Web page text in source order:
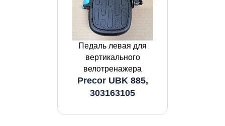
Педаль левая для
вертикального
велотренажера
Precor UBK 885,
303163105